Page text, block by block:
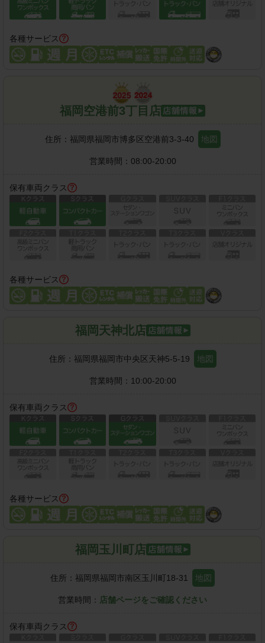
各種サービス
福岡空港前3丁目店
住所： 福岡県福岡市博多区空港前3-3-40 地図
営業時間： 08:00-20:00
保有車両クラス
各種サービス
福岡天神北店
住所： 福岡県福岡市中央区天神5-5-19 地図
営業時間： 10:00-20:00
保有車両クラス
各種サービス
福岡玉川町店
住所： 福岡県福岡市南区玉川町18-31 地図
営業時間： 店舗ページをご確認ください
保有車両クラス